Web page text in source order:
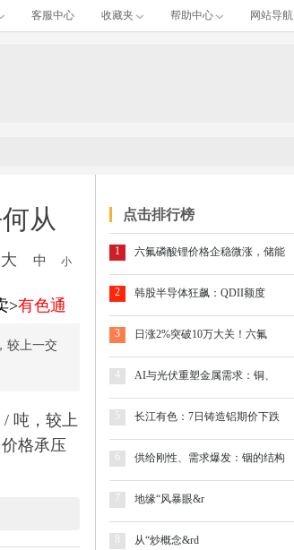
客服中心 收藏夹 帮助中心 网站导航
从
大 中 小
>有色通
较上一交
/ 吨，较上
格承压
点击排行榜
1 六氟磷酸锂价格企稳微涨，储能
2 韩股半导体狂飙：QDII额度
3 日涨2%突破10万大关！六氟
4 AI与光伏重塑金属需求：铜、
5 长江有色：7日铸造铝期价下跌
供给刚性、需求爆发：铟的结构
7 地缘“风暴眼&r
从“炒概念&rd